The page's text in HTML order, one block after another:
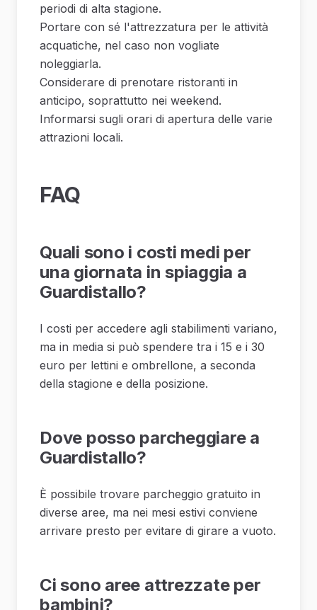
periodi di alta stagione.
Portare con sé l'attrezzatura per le attività
acquatiche, nel caso non vogliate
noleggiarla.
Considerare di prenotare ristoranti in
anticipo, soprattutto nei weekend.
Informarsi sugli orari di apertura delle varie
attrazioni locali.
FAQ
Quali sono i costi medi per
una giornata in spiaggia a
Guardistallo?
I costi per accedere agli stabilimenti variano,
ma in media si può spendere tra i 15 e i 30
euro per lettini e ombrellone, a seconda
della stagione e della posizione.
Dove posso parcheggiare a
Guardistallo?
È possibile trovare parcheggio gratuito in
diverse aree, ma nei mesi estivi conviene
arrivare presto per evitare di girare a vuoto.
Ci sono aree attrezzate per
bambini?